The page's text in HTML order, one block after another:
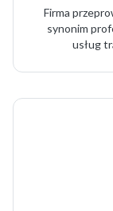
Firma
synonim
usług